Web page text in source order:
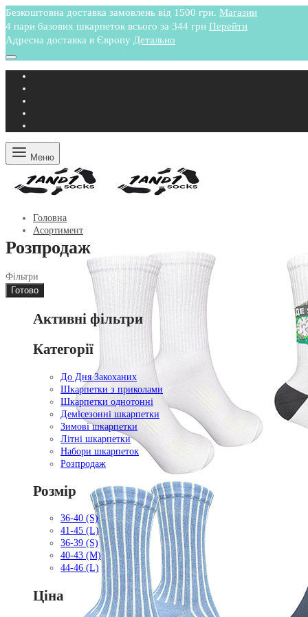
Безкоштовна доставка замовлень від 1500 грн. Магазин
4 пари базових шкарпеток всього за 344 грн Перейти
Адресна доставка в Європу Детально
Меню
Головна
Асортимент
Розпродаж
Фільтри
Готово
Активні фільтри
Категорії
До Дня Закоханих
Шкарпетки з приколами
Шкарпетки однотонні
Демісезонні шкарпетки
Зимові шкарпетки
Літні шкарпетки
Набори шкарпеток
Розпродаж
Розмір
36-40 (S)
41-45 (L)
36-39 (S)
40-43 (M)
44-46 (L)
Ціна